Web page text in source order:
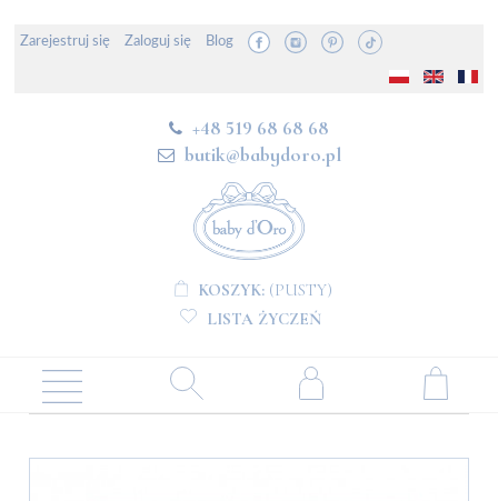
Zarejestruj się Zaloguj się Blog
+48 519 68 68 68
butik@babydoro.pl
KOSZYK: (PUSTY)
LISTA ŻYCZEŃ